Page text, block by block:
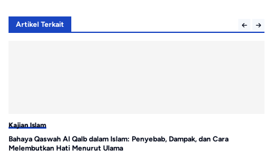
Artikel Terkait
Kajian Islam
Bahaya Qaswah Al Qalb dalam Islam: Penyebab, Dampak, dan Cara
Melembutkan Hati Menurut Ulama